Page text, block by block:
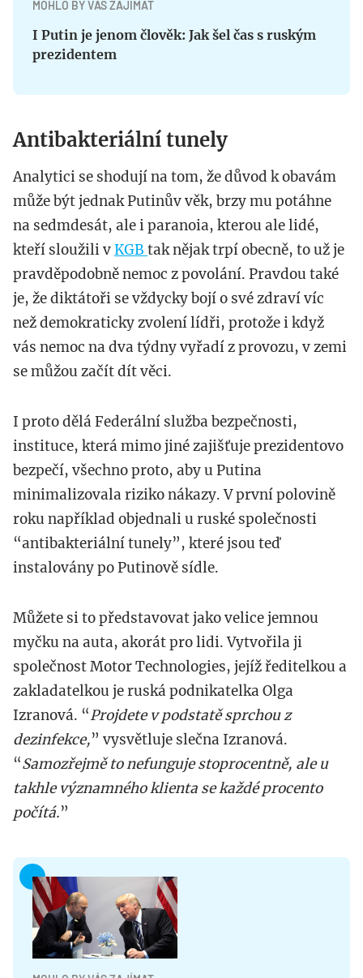
MOHLO BY VÁS ZAJÍMAT
I Putin je jenom člověk: Jak šel čas s ruským
prezidentem
Antibakteriální tunely
Analytici se shodují na tom, že důvod k obavám
může být jednak Putinův věk, brzy mu potáhne
na sedmdesát, ale i paranoia, kterou ale lidé,
kteří sloužili vKGB tak nějak trpí obecně, to už je
pravděpodobně nemoc z povolání. Pravdou také
je, že diktátoři se vždycky bojí o své zdraví víc
než demokraticky zvolení lídři, protože i když
vás nemoc na dva týdny vyřadí z provozu, v zemi
se můžou začít dít věci.
I proto dělá Federální služba bezpečnosti,
instituce, která mimo jiné zajišťuje prezidentovo
bezpečí, všechno proto, aby u Putina
minimalizovala riziko nákazy. V první polovině
roku například objednali u ruské společnosti
“antibakteriální tunely”, které jsou teď
instalovány po Putinově sídle.
Můžete si to představovat jako velice jemnou
myčku na auta, akorát pro lidi. Vytvořila ji
společnost Motor Technologies, jejíž ředitelkou a
zakladatelkou je ruská podnikatelka Olga
Izranová. “Projdete v podstatě sprchou z
dezinfekce,” vysvětluje slečna Izranová.
“Samozřejmě to nefunguje stoprocentně, ale u
takhle významného klienta se každé procento
počítá.”